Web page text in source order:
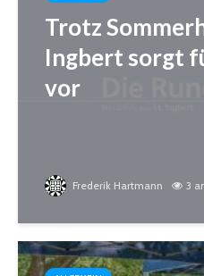
Trotz
Ingbert sorgt
vor
Frederik Hartmann 3